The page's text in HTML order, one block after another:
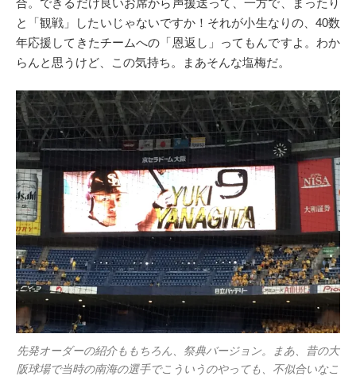
合。できるだけ良いお席から声援送って、一方で、まったり
と「観戦」したいじゃないですか！それが小生なりの、40数
年応援してきたチームへの「恩返し」ってもんですよ。わか
らんと思うけど、この気持ち。まあそんな塩梅だ。
先発オーダーの紹介ももちろん、祭典バージョン。まあ、昔の大
阪球場で当時の南海の選手でこういうのやっても、不似合いなこ